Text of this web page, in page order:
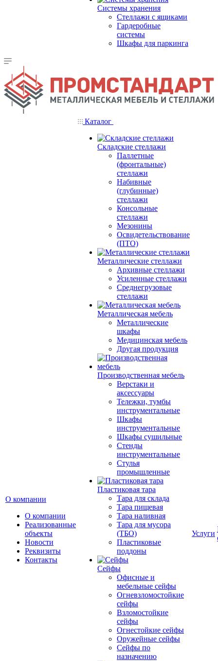
Системы хранения
Стеллажи с ящиками
Гардеробные
системы
Шкафы для паркинга
О компании
О компании
Реализованные
объекты
Новости
Реквизиты
Контакты
Каталог
Складские стеллажи
Паллетные
(фронтальные)
стеллажи
Набивные
(глубинные)
стеллажи
Консольные
стеллажи
Мезонины
Освидетельствование
(ПТО)
Металлические стеллажи
Архивные стеллажи
Усиленные стеллажи
Среднегрузовые
стеллажи
Металлическая мебель
Металлические
шкафы
Медицинская мебель
Другая продукция
Производственная мебель
Верстаки и
аксессуары
Тележки, тумбы
инструментальные
Шкафы
инструментальные
Шкафы сушильные
Стенды
инструментальные
Cтулья
промышленные
Пластиковая тара
Тара для склада
Тара пищевая
Тара наливная
Тара для мусора
(ТБО)
Пластиковые
поддоны
Сейфы
Офисные и
мебельные сейфы
Огневзломостойкие
сейфы
Взломостойкие
сейфы
Огнестойкие сейфы
Оружейные сейфы
Сейфы по
назначению
Услуги